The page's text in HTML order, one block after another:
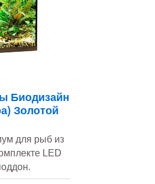
Биодизайн
Золотой
для рыб из
LED